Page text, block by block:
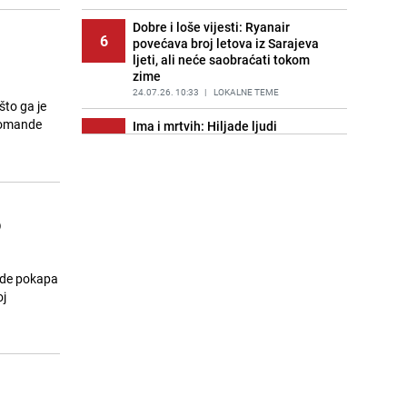
ga je
pokapa
6
Dobre i loše vijesti: Ryanair
povećava broj letova iz Sarajeva
ljeti, ali neće saobraćati tokom
zime
24.07.26. 10:33 | LOKALNE TEME
7
Ima i mrtvih: Hiljade ljudi